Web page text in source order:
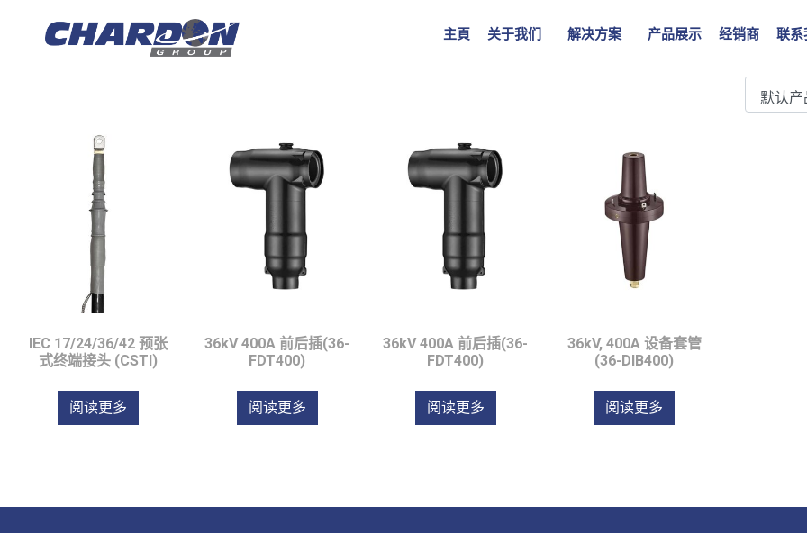
主頁 关于我们 解决方案 产品展示 经销商 联系
IEC B界面
IEC 17/24/36/42 预张
式终端接头 (CSTI)
阅读更多
36kV 400A 前后插(36-
FDT400)
阅读更多
36kV 400A 前后插(36-
FDT400)
阅读更多
36kV, 400A 设备套管
(36-DIB400)
阅读更多